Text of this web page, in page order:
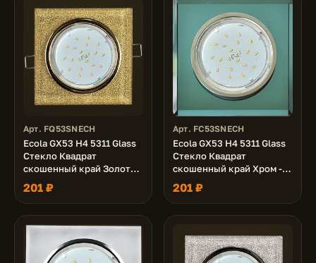
Арт. FQ53SNECH
Ecola GX53 H4 5311 Glass
Стекло Квадрат
скошенный край Золото -
золотой блеск
38x120x120 (к+)
201 ₽
Арт. FC53SNECH
Ecola GX53 H4 5311 Glass
Стекло Квадрат
скошенный край Хром -
изумруд 38x120x120 (к+)
201 ₽